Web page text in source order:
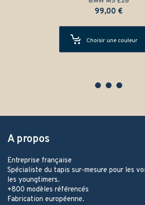
A propos
Entreprise française
Spécialiste du tapis sur-mesure pour les
les youngtimers.
+800 modèles référencés
Fabrication européenne.